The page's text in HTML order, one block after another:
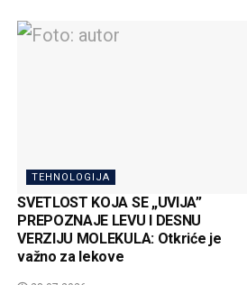
TEHNOLOGIJA
SVETLOST KOJA SE „UVIJA”
PREPOZNAJE LEVU I DESNU
VERZIJU MOLEKULA: Otkriće je
važno za lekove